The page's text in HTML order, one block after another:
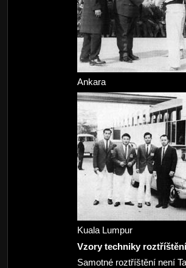
Ankara
Kuala Lumpur
Vzory techniky roztříštění
Samotné roztříštění není